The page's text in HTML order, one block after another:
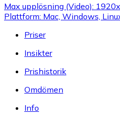
Max upplösning (Video):
Plattform: Mac, Windows,
Priser
Insikter
Prishistorik
Omdömen
Info